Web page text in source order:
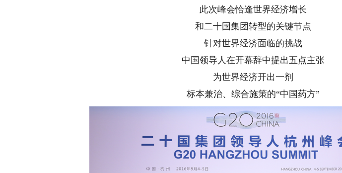
此次峰会恰逢世界经济增长
和二十国集团转型的关键节点
针对世界经济面临的挑战
中国领导人在开幕辞中提出五点主张
为世界经济开出一剂
标本兼治、综合施策的“中国药方”